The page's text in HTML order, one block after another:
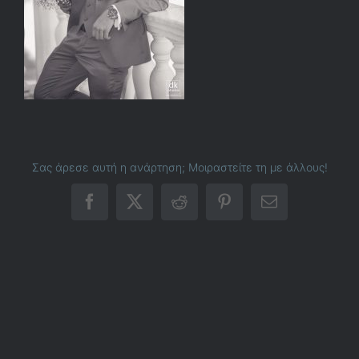
Σας άρεσε αυτή η ανάρτηση; Μοιραστείτε τη με άλλους!
Facebook
X RedditPinterestEmail